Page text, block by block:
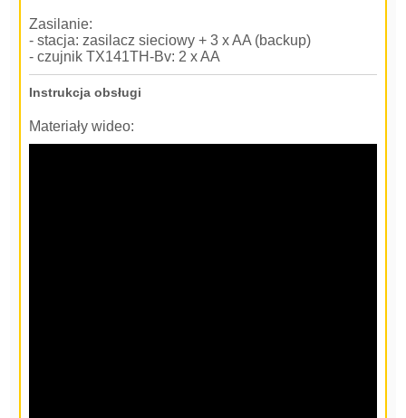
Zasilanie:
- stacja: zasilacz sieciowy + 3 x AA (backup)
- czujnik TX141TH-Bv: 2 x AA
Instrukcja obsługi
Materiały wideo: